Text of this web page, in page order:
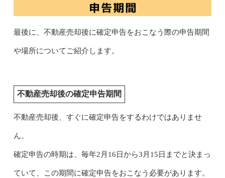
最後に、不動産売却後に確定申告をおこなう際の申告期間
や場所についてご紹介します。
不動産売却後の確定申告期間
不動産売却後、すぐに確定申告をするわけではありませ
ん。
確定申告の時期は、毎年2月16日から3月15日までと決まっ
ていて、この期間に確定申告をおこなう必要があります。